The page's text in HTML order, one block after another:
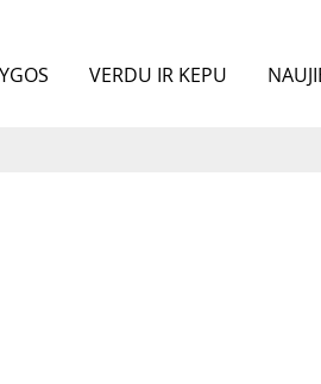
VERDU IR KEPU